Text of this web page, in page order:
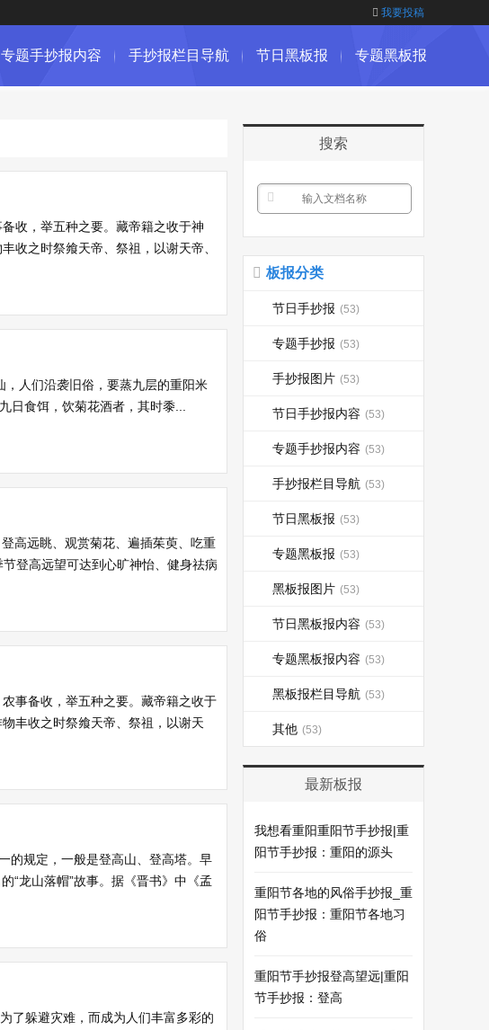
我要投稿
专题手抄报内容 手抄报栏目导航 节日黑板报 专题黑板报
收，举五种之要。藏帝籍之收于神
收之时祭飨天帝、祭祖，以谢天帝、
，人们沿袭旧俗，要蒸九层的重阳米
日食饵，饮菊花酒者，其时黍...
高远眺、观赏菊花、遍插茱萸、吃重
登高远望可达到心旷神怡、健身祛病
事备收，举五种之要。藏帝籍之收于
丰收之时祭飨天帝、祭祖，以谢天
的规定，一般是登高山、登高塔。早
“龙山落帽”故事。据《晋书》中《孟
了躲避灾难，而成为人们丰富多彩的
搜索
板报分类
节日手抄报 (53)
专题手抄报 (53)
手抄报图片 (53)
节日手抄报内容 (53)
专题手抄报内容 (53)
手抄报栏目导航 (53)
节日黑板报 (53)
专题黑板报 (53)
黑板报图片 (53)
节日黑板报内容 (53)
专题黑板报内容 (53)
黑板报栏目导航 (53)
其他 (53)
最新板报
我想看重阳重阳节手抄报|重
阳节手抄报：重阳的源头
重阳节各地的风俗手抄报_重
阳节手抄报：重阳节各地习
俗
重阳节手抄报登高望远|重阳
节手抄报：登高